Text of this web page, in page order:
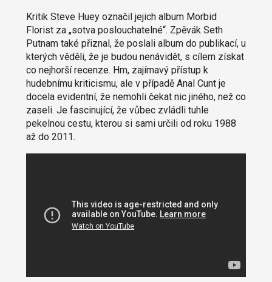
Kritik Steve Huey označil jejich album Morbid
Florist za „sotva poslouchatelné“. Zpěvák Seth
Putnam také přiznal, že poslali album do publikací, u
kterých věděli, že je budou nenávidět, s cílem získat
co nejhorší recenze. Hm, zajímavý přístup k
hudebnímu kriticismu, ale v případě Anal Cunt je
docela evidentní, že nemohli čekat nic jiného, než co
zaseli. Je fascinující, že vůbec zvládli tuhle
pekelnou cestu, kterou si sami určili od roku 1988
až do 2011.